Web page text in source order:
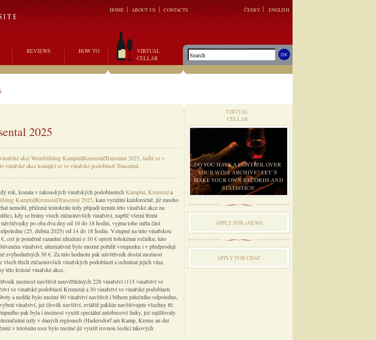
HOME ABOUT US CONTACTS ČESKY ENGLISH
REVIEWS HOW TO
VIRTUAL
CELLAR
2025
akci Weinfrühling Kamptal|Kremstal|Traisental 2025, tudíž se v
vinařské akce konající se ve vinařské podoblasti Traisental.
rok, konala v rakouských vinařských podoblastech Kamptal Kremstala
Kamptal|Kremstal|Traisental 2025 , kam vyrážím každoročně, již mnoho
nemohl, přičemž tentokráte tedy připadl termín této vinařské akce na
kdy se brány všech zúčastnivších vinařství, napříč všemi třemi
po oba dva dny od 10 do 18 hodin, vyjma toho měla část
(25. dubna 2025) od 14 do 18 hodin. Vstupné na tuto vinařskou
což je poměrně razantní zdražení o 10 € oproti loňskému ročníku, tuto
vinařství, alternativně bylo možné pořídit vstupenku i v předprodeji
zvýhodněných 30 €. Za tuto hodnotu pak návštěvník dostal možnost
třech zúčastnivších vinařských podoblastí a ochutnat jejich vína,
této krásné vinařské akce.
možnost navštívit neuvěřitelných 228 vinařství (115 vinařství ve
ve vinařské podoblasti Kremstal a 30 vinařství ve vinařské podoblasti
a neděle bylo možné 80 vinařství navštívit i během pátečního odpoledne,
vinařství, jež člověk navštíví, zvláště pakliže navštěvujete všechny tři
pak byla i možnost využít speciální autobusové linky, jež zajišťovaly
uzly v daných regionech (Hadersdorf am Kamp, Krems an der
v letošním roce bylo možné již využít rovnou šestici takových
VIRTUAL
CELLAR
APPLY FOR eNEWS
APPLY FOR CHAT